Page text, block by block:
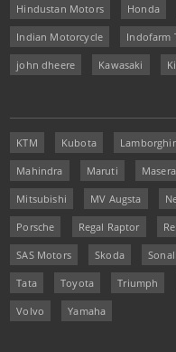
Hindustan Motors Honda
Indian Motorcycle Indofarm
john dheere Kawasaki
KTM Kubota
Mahindra Maruti
Mitsubishi MV Augsta
Porsche Regal Raptor
SAS Motors Skoda
Tata Toyota Triumph
Volvo Yamaha